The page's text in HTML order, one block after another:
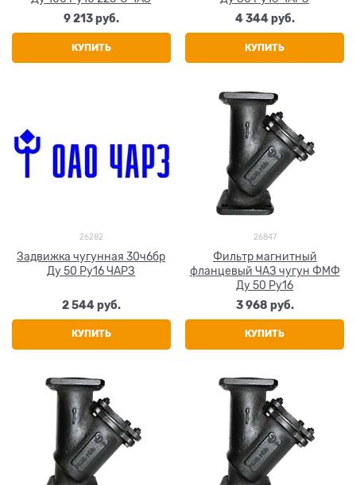
9 213 руб.
КУПИТЬ
4 344 руб.
КУПИТЬ
26282
Задвижка чугунная 30ч6бр
Ду 50 Ру16 ЧАРЗ
2 544 руб.
КУПИТЬ
26847
Фильтр магнитный
фланцевый ЧАЗ чугун ФМФ
Ду 50 Ру16
3 968 руб.
КУПИТЬ